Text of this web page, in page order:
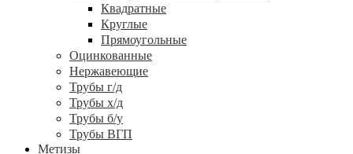
Квадратные
Круглые
Прямоугольные
Оцинкованные
Нержавеющие
Трубы г/д
Трубы х/д
Трубы б/у
Трубы ВГП
Метизы